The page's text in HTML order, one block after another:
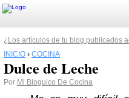
¿Los artículos de tu blog publicados
INICIO › COCINA
Dulce de Leche
Por Mi Bloguico De Cocina